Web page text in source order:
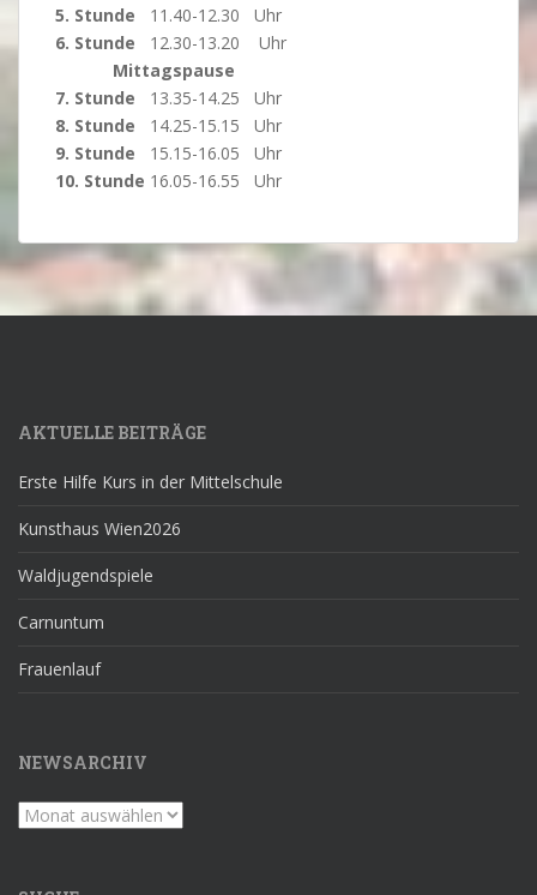
5. Stunde 11.40-12.30 Uhr
6. Stunde 12.30-13.20 Uhr
Mittagspause
7. Stunde 13.35-14.25 Uhr
8. Stunde 14.25-15.15 Uhr
9. Stunde 15.15-16.05 Uhr
10. Stunde 16.05-16.55 Uhr
AKTUELLE BEITRÄGE
Erste Hilfe Kurs in der Mittelschule
Kunsthaus Wien2026
Waldjugendspiele
Carnuntum
Frauenlauf
NEWSARCHIV
Newsarchiv